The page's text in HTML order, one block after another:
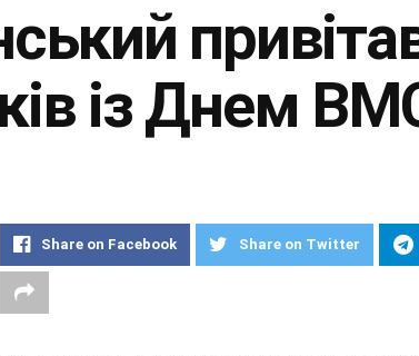
із Днем
Share on Facebook Share on Twitter